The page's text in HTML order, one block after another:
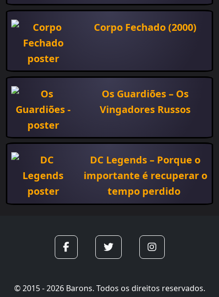
Corpo Fechado (2000)
Os Guardiões – Os
Vingadores Russos
DC Legends – Porque o
importante é recuperar o
tempo perdido
© 2015 - 2026 Barons. Todos os direitos reservados.